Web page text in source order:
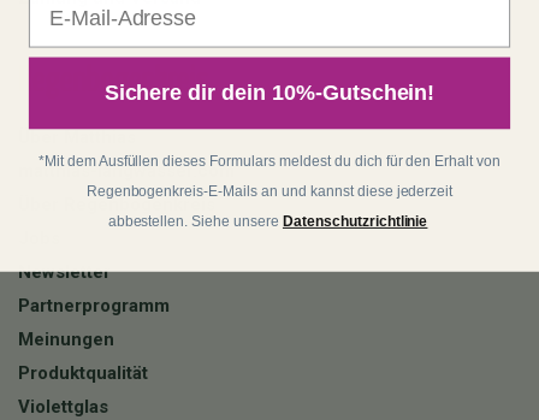
Regenbogenkreis
Über Matthias
matthias-langwasser.com
Über Regenbogenkreis
Newsletter
Partnerprogramm
Meinungen
Produktqualität
Violettglas
Sichere dir dein 10%-Gutschein!
*Mit dem Ausfüllen dieses Formulars meldest du dich für den Erhalt von
Regenbogenkreis-E-Mails an und kannst diese jederzeit
abbestellen. Siehe unsere Datenschutzrichtlinie